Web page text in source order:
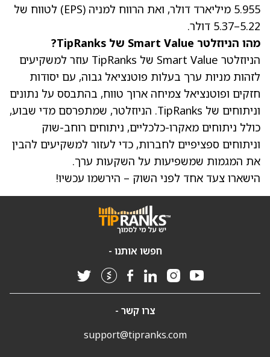
5.955 מיליארד דולר, ואת הרווח למניה (EPS) לטווח של
5.22–5.37 דולר.
מהו הניוזלטר Smart Value של TipRanks?
הניוזלטר Smart Value של TipRanks עוזר למשקיעים
לזהות מניות ערך בעלות פוטנציאל גבוה, עם יסודות
חזקים ופוטנציאל צמיחה ארוך טווח, בהתבסס על נתונים
וניתוחים של TipRanks. הניוזלטר, שמתפרסם מדי שבוע,
כולל ניתוחים מאקרו-כלכליים, ניתוחים רוחב-שוק
וניתוחים ספציפיים לחברות, כדי לעזור למשקיעים להבין
את המגמות שמשפיעות על השקעות ערך.
הישארו צעד אחד לפני השוק – הירשמו עכשיו!
חפשו אותנו -
צרו קשר -
support@tipranks.com